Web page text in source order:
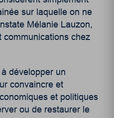
sur laquelle on ne
Mélanie Lauzon,
communications chez
développer un
convaincre et
et politiques
ou de restaurer le